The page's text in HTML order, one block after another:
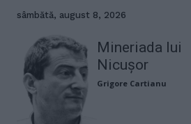
sâmbătă, august 8, 2026
Mineriada lui
Nicușor
Grigore Cartianu